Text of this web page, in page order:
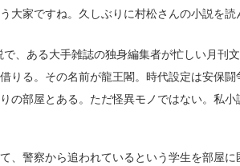
大家ですね。久しぶりに村松さんの小説を読
で、ある大手雑誌の独身編集者が忙しい月刊
りる。その名前が龍王閣。時代設定は安保
の部屋とある。ただ怪異モノではない。私
、警察から追われているという学生を部屋